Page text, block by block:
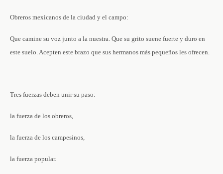
Obreros mexicanos de la ciudad y el campo:
Que camine su voz junto a la nuestra. Que su grito suene fuerte y duro en
este suelo. Acepten este brazo que sus hermanos más pequeños les ofrecen.
Tres fuerzas deben unir su paso:
la fuerza de los obreros,
la fuerza de los campesinos,
la fuerza popular.